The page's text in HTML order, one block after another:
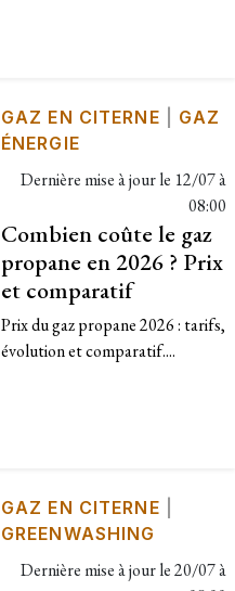
GAZ EN CITERNE
GAZ
ÉNERGIE
Dernière mise à jour le 12/07 à
08:00
Combien coûte le gaz
propane en 2026 ? Prix
et comparatif
Prix du gaz propane 2026 : tarifs,
évolution et comparatif....
GAZ EN CITERNE
GREENWASHING
Dernière mise à jour le20/07 à